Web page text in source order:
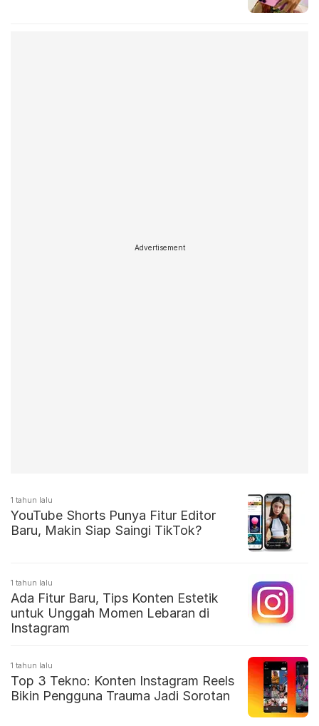
Advertisement
1 tahun lalu
YouTube Shorts Punya Fitur Editor
Baru, Makin Siap Saingi TikTok?
1 tahun lalu
Ada Fitur Baru, Tips Konten Estetik
untuk Unggah Momen Lebaran di
Instagram
1 tahun lalu
Top 3 Tekno: Konten Instagram Reels
Bikin Pengguna Trauma Jadi Sorotan